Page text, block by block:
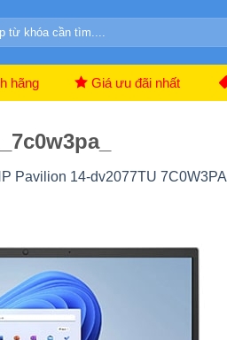
hãng Giá ưu đãi nhất
Pavilion 14-dv2077TU 7C0W3PA